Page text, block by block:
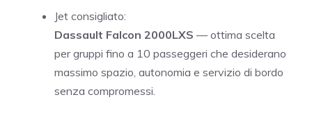
Jet consigliato:
Dassault Falcon 2000LXS — ottima scelta
per gruppi fino a 10 passeggeri che desiderano
massimo spazio, autonomia e servizio di bordo
senza compromessi.